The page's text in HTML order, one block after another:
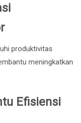
produktivitas
meningkatkan
Efisiensi